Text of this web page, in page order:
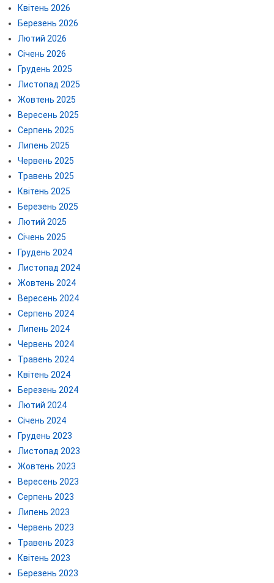
Квітень 2026
Березень 2026
Лютий 2026
Січень 2026
Грудень 2025
Листопад 2025
Жовтень 2025
Вересень 2025
Серпень 2025
Липень 2025
Червень 2025
Травень 2025
Квітень 2025
Березень 2025
Лютий 2025
Січень 2025
Грудень 2024
Листопад 2024
Жовтень 2024
Вересень 2024
Серпень 2024
Липень 2024
Червень 2024
Травень 2024
Квітень 2024
Березень 2024
Лютий 2024
Січень 2024
Грудень 2023
Листопад 2023
Жовтень 2023
Вересень 2023
Серпень 2023
Липень 2023
Червень 2023
Травень 2023
Квітень 2023
Березень 2023